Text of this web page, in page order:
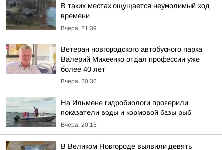
В таких местах ощущается неумолимый ход
времени
Вчера, 21:39
Ветеран новгородского автобусного парка
Валерий Михеенко отдал профессии уже
более 40 лет
Вчера, 20:36
На Ильмене гидробиологи проверили
показатели воды и кормовой базы рыб
Вчера, 20:15
В Великом Новгороде выявили девять